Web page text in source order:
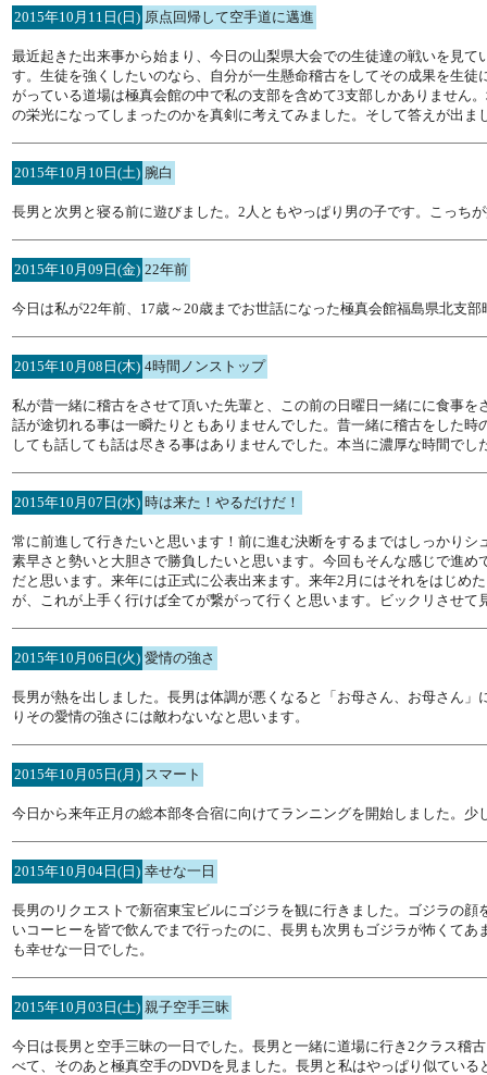
2015年10月11日(日) 原点回帰して空手道に邁進
最近起きた出来事から始まり、今日の山梨県大会での生徒達の戦いを見
す。生徒を強くしたいのなら、自分が一生懸命稽古をしてその成果を生
がっている道場は極真会館の中で私の支部を含めて3支部しかありません
の栄光になってしまったのかを真剣に考えてみました。そして答えが出
2015年10月10日(土) 腕白
長男と次男と寝る前に遊びました。2人ともやっぱり男の子です。こっち
2015年10月09日(金) 22年前
今日は私が22年前、17歳～20歳までお世話になった極真会館福島県北支
2015年10月08日(木) 4時間ノンストップ
私が昔一緒に稽古をさせて頂いた先輩と、この前の日曜日一緒にに食事
話が途切れる事は一瞬たりともありませんでした。昔一緒に稽古をした
しても話しても話は尽きる事はありませんでした。本当に濃厚な時間でし
2015年10月07日(水) 時は来た！やるだけだ！
常に前進して行きたいと思います！前に進む決断をするまではしっかり
素早さと勢いと大胆さで勝負したいと思います。今回もそんな感じで進
だと思います。来年には正式に公表出来ます。来年2月にはそれをはじめ
が、これが上手く行けば全てが繋がって行くと思います。ビックリさせ
2015年10月06日(火) 愛情の強さ
長男が熱を出しました。長男は体調が悪くなると「お母さん、お母さん
りその愛情の強さには敵わないなと思います。
2015年10月05日(月) スマート
今日から来年正月の総本部冬合宿に向けてランニングを開始しました。
2015年10月04日(日) 幸せな一日
長男のリクエストで新宿東宝ビルにゴジラを観に行きました。ゴジラの
いコーヒーを皆で飲んでまで行ったのに、長男も次男もゴジラが怖くて
も幸せな一日でした。
2015年10月03日(土) 親子空手三昧
今日は長男と空手三昧の一日でした。長男と一緒に道場に行き2クラス稽
べて、そのあと極真空手のDVDを見ました。長男と私はやっぱり似てい